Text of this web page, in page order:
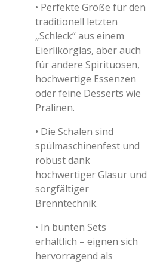
• Perfekte Größe für den
traditionell letzten
„Schleck“ aus einem
Eierlikörglas, aber auch
für andere Spirituosen,
hochwertige Essenzen
oder feine Desserts wie
Pralinen.
• Die Schalen sind
spülmaschinenfest und
robust dank
hochwertiger Glasur und
sorgfältiger
Brenntechnik.
• In bunten Sets
erhältlich – eignen sich
hervorragend als